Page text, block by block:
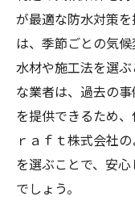
が最適な防水対策
は、季節ごとの気
水材や施工法を選
な業者は、過去の
を提供できるため
ｒａｆｔ株式会社
を選ぶことで、安
でしょう。